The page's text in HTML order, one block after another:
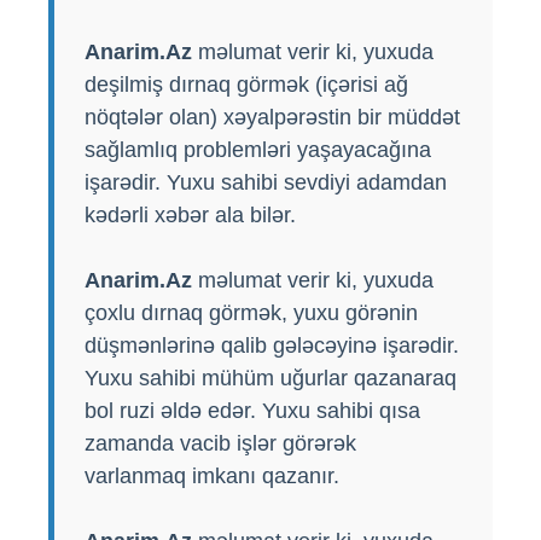
Anarim.Az məlumat verir ki, yuxuda
deşilmiş dırnaq görmək (içərisi ağ
nöqtələr olan) xəyalpərəstin bir müddət
sağlamlıq problemləri yaşayacağına
işarədir. Yuxu sahibi sevdiyi adamdan
kədərli xəbər ala bilər.
Anarim.Az məlumat verir ki, yuxuda
çoxlu dırnaq görmək, yuxu görənin
düşmənlərinə qalib gələcəyinə işarədir.
Yuxu sahibi mühüm uğurlar qazanaraq
bol ruzi əldə edər. Yuxu sahibi qısa
zamanda vacib işlər görərək
varlanmaq imkanı qazanır.